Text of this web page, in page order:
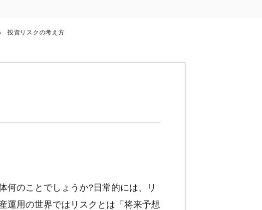
投資リスクの考え方
何のことでしょうか?日常的には、リ
運用の世界ではリスクとは「将来予想